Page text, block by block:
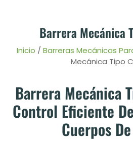
Barrera Mecánica
Inicio / Barreras Mecánicas
Mecánica Tipo
Barrera Mecánica
Control Eficiente
Cuerpos